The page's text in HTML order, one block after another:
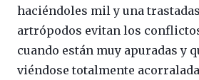
haciéndoles mil y una
artrópodos evitan los
cuando están muy apuradas y
viéndose totalmente